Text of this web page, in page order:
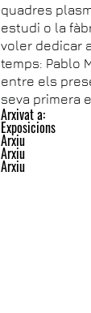
quadres
estudi o la
voler dedicar
temps: Pablo
entre els
seva primera
Arxivat a:
Exposicions
Arxiu
Arxiu
Arxiu